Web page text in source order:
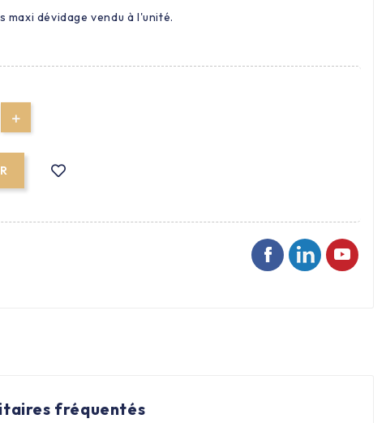
dévidage vendu à l'unité.
fréquentés